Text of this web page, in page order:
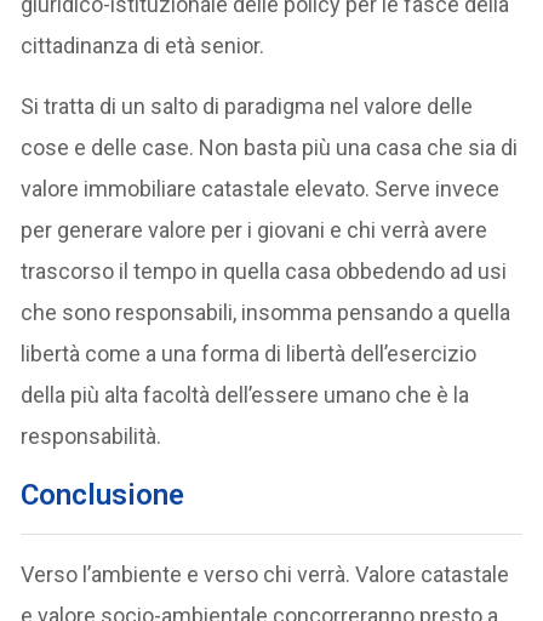
cittadinanza di età senior.
Si tratta di un salto di paradigma nel valore delle
cose e delle case. Non basta più una casa che sia di
valore immobiliare catastale elevato. Serve invece
per generare valore per i giovani e chi verrà avere
trascorso il tempo in quella casa obbedendo ad usi
che sono responsabili, insomma pensando a quella
libertà come a una forma di libertà dell’esercizio
della più alta facoltà dell’essere umano che è la
responsabilità.
Conclusione
Verso l’ambiente e verso chi verrà. Valore catastale
e valore socio-ambientale concorreranno presto a